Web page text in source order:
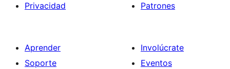
Privacidad
Patrones
Aprender
Soporte
Involúcrate
Eventos